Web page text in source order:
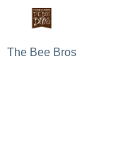
The Bee Bros